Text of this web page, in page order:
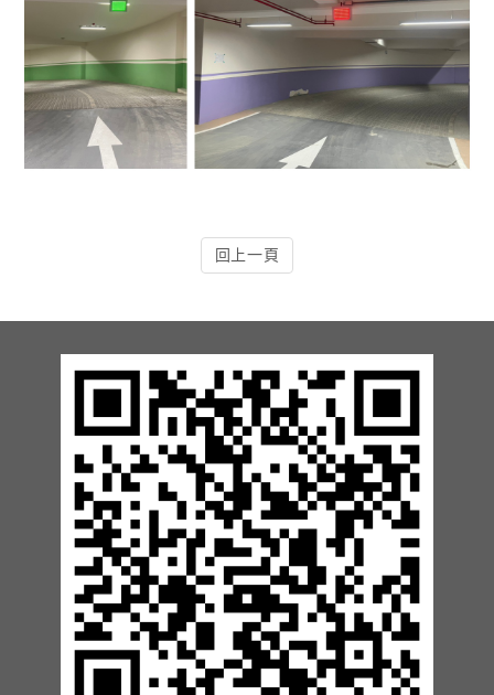
9.車位在席導引系列實績
10.反向尋車系統實績
11.周邊配備-紅綠燈實績
13.周邊配備-防撞條實績
15.周邊配備-安全警示實績
17.周邊配備-方向指示實績
18.周邊配備-車位架實績
20.智能汽機車充電樁設備實績
21.車道資訊看板實績
回上一頁